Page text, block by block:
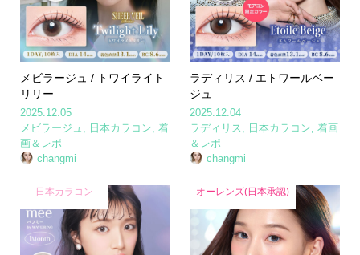
メビラージュ / トワイライト
リリー
2025.12.05
メビラージュ
日本カラコン 着
画＆レポ
changmi
ラディリス / エトワールベー
ジュ
2025.12.04
ラディリス
日本カラコン ,着画
＆レポ
changmi
日本カラコン オーレンズ(日本承認)